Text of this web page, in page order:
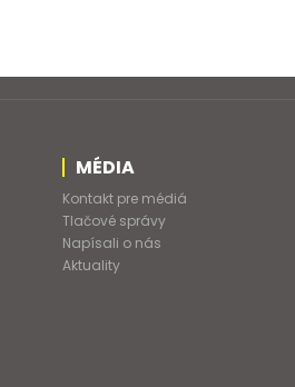
MÉDIA
Kontakt pre médiá
Tlačové správy
Napísali o nás
Aktuality